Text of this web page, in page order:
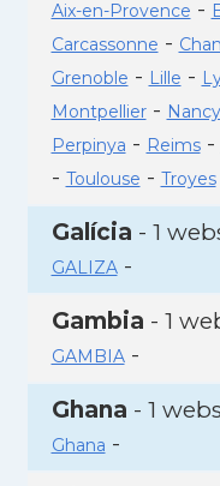
Aix-en-Provence -
Carcassonne -
Grenoble - Lille -
Montpellier- Nancy
Perpinya - Reims-
- Toulouse - Troyes
Galícia - 1
GALIZA-
Gambia - 1
GAMBIA-
Ghana - 1 webs
Ghana -